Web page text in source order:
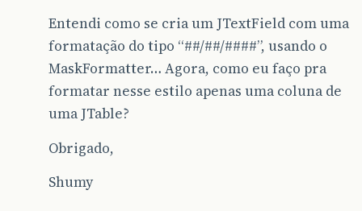
Entendi como se cria um JTextField com uma
formatação do tipo “##/##/####”, usando o
MaskFormatter… Agora, como eu faço pra
formatar nesse estilo apenas uma coluna de
uma JTable?
Obrigado,
Shumy